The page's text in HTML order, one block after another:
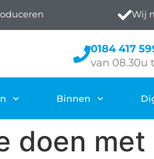
Wij
0184 417
van 08.30u
Binnen
doen